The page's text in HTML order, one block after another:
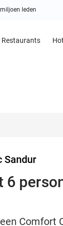
leden
Restaurants
Sandur
Comfort